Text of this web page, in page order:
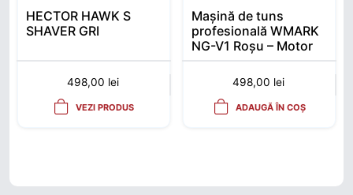
HECTOR HAWK S
SHAVER GRI
498,00 lei
VEZI PRODUS
Mașină de tuns
profesională WMARK
NG-V1 Roșu – Motor
brushless, 2500 mAh
498,00 lei
ADAUGĂ ÎN COȘ